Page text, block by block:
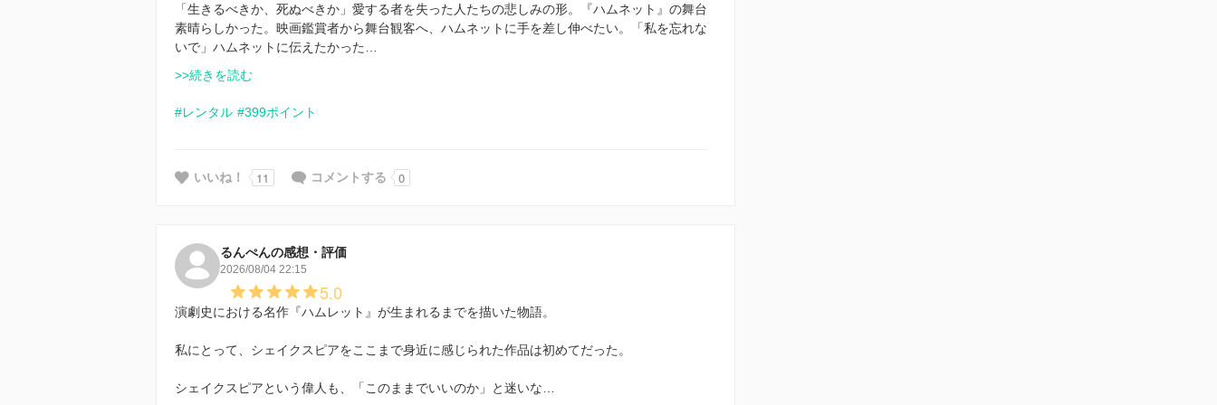
「生きるべきか、死ぬべきか」愛する者を失った人たちの悲しみの形。『ハムネット』の舞台
素晴らしかった。映画鑑賞者から舞台観客へ、ハムネットに手を差し伸べたい。「私を忘れな
いで」ハムネットに伝えたかった…
>>続きを読む
#レンタル #399ポイント
いいね！ 11 コメントする 0
るんぺんの感想・評価
2026/08/04 22:15
5.0
演劇史における名作『ハムレット』が生まれるまでを描いた物語。
私にとって、シェイクスピアをここまで身近に感じられた作品は初めてだった。
シェイクスピアという偉人も、「このままでいいのか」と迷いな…